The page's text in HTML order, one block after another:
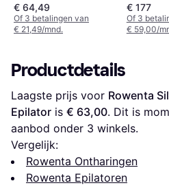
€ 64,49
Of 3 betalingen van
€ 21,49/mnd.
€ 177
Of 3
€ 59,00/
Productdetails
Laagste prijs voor Rowenta
Epilator is € 63,00. Dit is
aanbod onder 3 winkels.
Vergelijk:
Rowenta Ontharingen
Rowenta Epilatoren